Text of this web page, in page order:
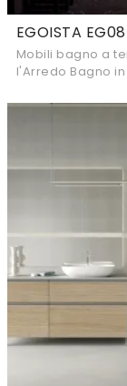
EGOISTA EG08
Mobili bagno a
l'Arredo Bagno